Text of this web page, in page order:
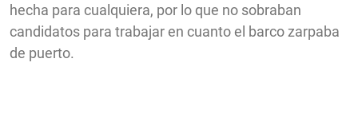
hecha para cualquiera, por lo que no sobraban
candidatos para trabajar en cuanto el barco zarpaba
de puerto.